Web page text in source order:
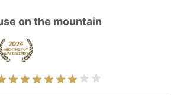
on the mountain